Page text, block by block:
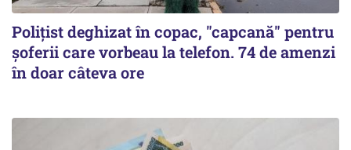
Polițist deghizat în copac, "capcană" pentru
șoferii care vorbeau la telefon. 74 de amenzi
în doar câteva ore